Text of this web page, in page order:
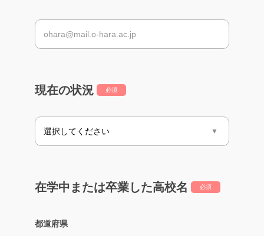
現在の状況 必須
在学中または卒業した高校名 必須
都道府県